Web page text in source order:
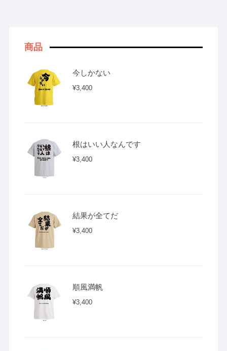
商品
今しかない
¥3,400
根はいい人なんです
¥3,400
結果が全てだ
¥3,400
順風満帆
¥3,400